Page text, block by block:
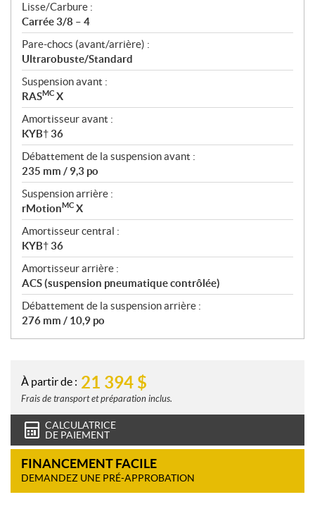
Lisse/Carbure :
Carrée 3/8 – 4
Pare-chocs (avant/arrière) :
Ultrarobuste/Standard
Suspension avant :
RASMC X
Amortisseur avant :
KYB† 36
Débattement de la suspension avant :
235 mm / 9,3 po
Suspension arrière :
rMotionMC X
Amortisseur central :
KYB† 36
Amortisseur arrière :
ACS (suspension pneumatique contrôlée)
Débattement de la suspension arrière :
276 mm / 10,9 po
À partir de : 21 394 $
Frais de transport et préparation inclus.
CALCULATRICE
DE PAIEMENT
FINANCEMENT FACILE
DEMANDEZ UNE PRÉ-APPROBATION